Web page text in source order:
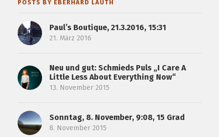
POSTS BY EBERHARD LAUTH
Paul’s Boutique, 21.3.2016, 15:31
21. März 2016
Neu und gut: Schmieds Puls „I Care A
Little Less About Everything Now“
13. November 2015
Sonntag, 8. November, 9:08, 15 Grad
8. November 2015